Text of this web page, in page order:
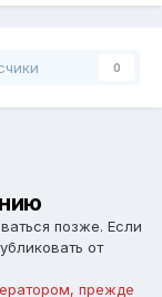
0
позже. Если
от
прежде